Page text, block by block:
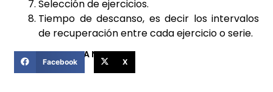
Selección de ejercicios.
Tiempo de descanso, es decir los intervalos
de recuperación entre cada ejercicio o serie.
COMPARTIR ESTA NOTICIA
Facebook X